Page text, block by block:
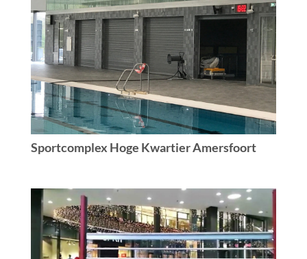
Sportcomplex Hoge Kwartier Amersfoort